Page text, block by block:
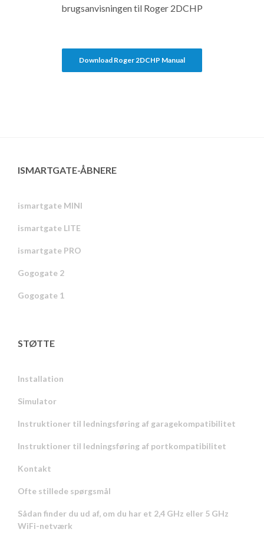
brugsanvisningen til Roger 2DCHP
Download Roger 2DCHP Manual
ISMARTGATE-ÅBNERE
ismartgate MINI
ismartgate LITE
ismartgate PRO
Gogogate 2
Gogogate 1
STØTTE
Installation
Simulator
Instruktioner til ledningsføring af garagekompatibilitet
Instruktioner til ledningsføring af portkompatibilitet
Kontakt
Ofte stillede spørgsmål
Sådan finder du ud af, om du har et 2,4 GHz eller 5 GHz
WiFi-netværk